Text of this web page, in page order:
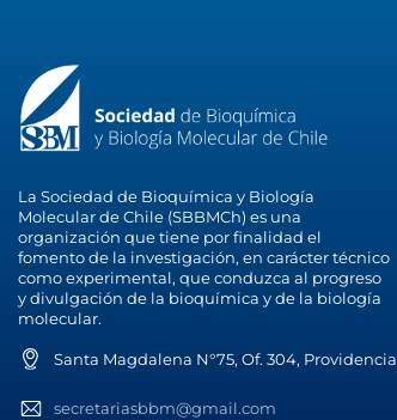
La Sociedad de Bioquímica y Biología
Molecular de Chile (SBBMCh) es una
organización que tiene por finalidad el
fomento de la investigación, en carácter técnico
como experimental, que conduzca al progreso
y divulgación de la bioquímica y de la biología
molecular.
Santa Magdalena N°75, Of. 304, Providencia
secretariasbbm@gmail.com